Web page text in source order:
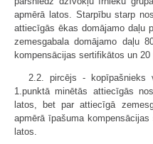
apmērā latos. Starpību starp
attiecīgās ēkas domājamo daļu
zemesgabala domājamo daļu
kompensācijas sertifikātos un
2.2. pircējs -
1.punktā minētās attiecīgās
latos, bet par attiecīgā
apmērā īpašuma
latos.